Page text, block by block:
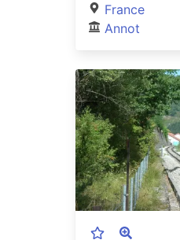
France
Annot